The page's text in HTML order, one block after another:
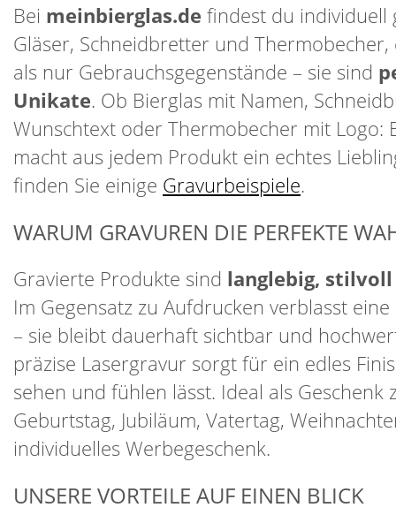
Bei meinbierglas.de findest du individuell
Gläser, Schneidbretter und
als nur Gebrauchsgegenstände – sie sind
Unikate. Ob Bierglas mit Namen,
Wunschtext oder Thermobecher mit Logo:
macht aus jedem Produkt ein echtes
finden Sie einige Gravurbeispiele.
WARUM GRAVUREN DIE PERFEKTE
Gravierte Produkte sind langlebig,
Im Gegensatz zu Aufdrucken verblasst
– sie bleibt dauerhaft sichtbar und
präzise Lasergravur sorgt für ein edles
sehen und fühlen lässt. Ideal als Geschenk
Geburtstag, Jubiläum, Vatertag,
individuelles Werbegeschenk.
UNSERE VORTEILE AUF EINEN BLICK